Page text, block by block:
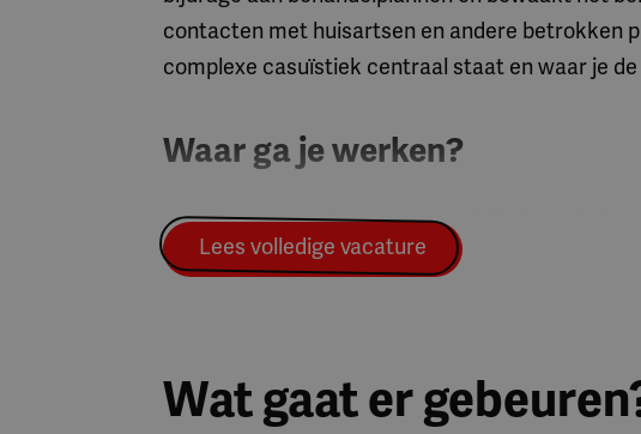
contacten met huisartsen en andere betrokken
complexe casuïstiek centraal staat en waar je
Waar ga je werken?
Je gaat werken binnen een specialistische
combinatie met complexe psychiatrische,
Wie ben jij?
Lees volledige vacature
Wat gaat er